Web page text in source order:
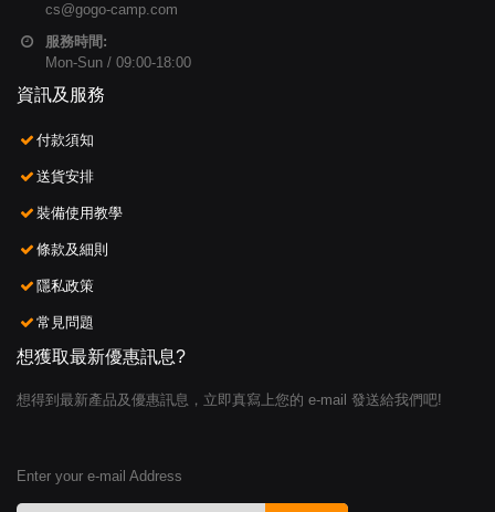
cs@gogo-camp.com
服務時間:
Mon-Sun / 09:00-18:00
資訊及服務
付款須知
送貨安排
裝備使用教學
條款及細則
隱私政策
常見問題
想獲取最新優惠訊息?
想得到最新產品及優惠訊息，立即真寫上您的 e-mail 發送給我們吧!
Enter your e-mail Address